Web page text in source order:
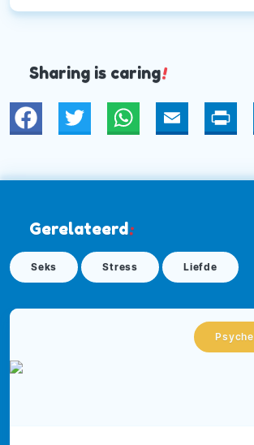
Sharing is caring!
Twitter WhatsAppEmail Print
Gerelateerd:
Seks Stress Liefde
Psyche